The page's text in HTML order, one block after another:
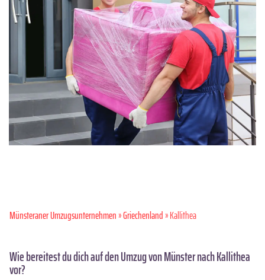
Münsteraner Umzugsunternehmen»Griechenland» Kallithea
Wie bereitest du dich auf den Umzug von Münster nach Kallithea
vor?